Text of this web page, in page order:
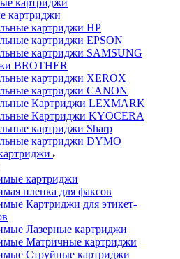
картриджи
картриджи
картриджи HP
картриджи EPSON
картриджи SAMSUNG
BROTHER
картриджи XEROX
картриджи CANON
Картриджи LEXMARK
Картриджи KYOCERA
картриджи Sharp
картриджи DYMO
картриджи
пленка для факсов
Картриджи для этикет-
Лазерные картриджи
Матричные картриджи
Струйные картриджи